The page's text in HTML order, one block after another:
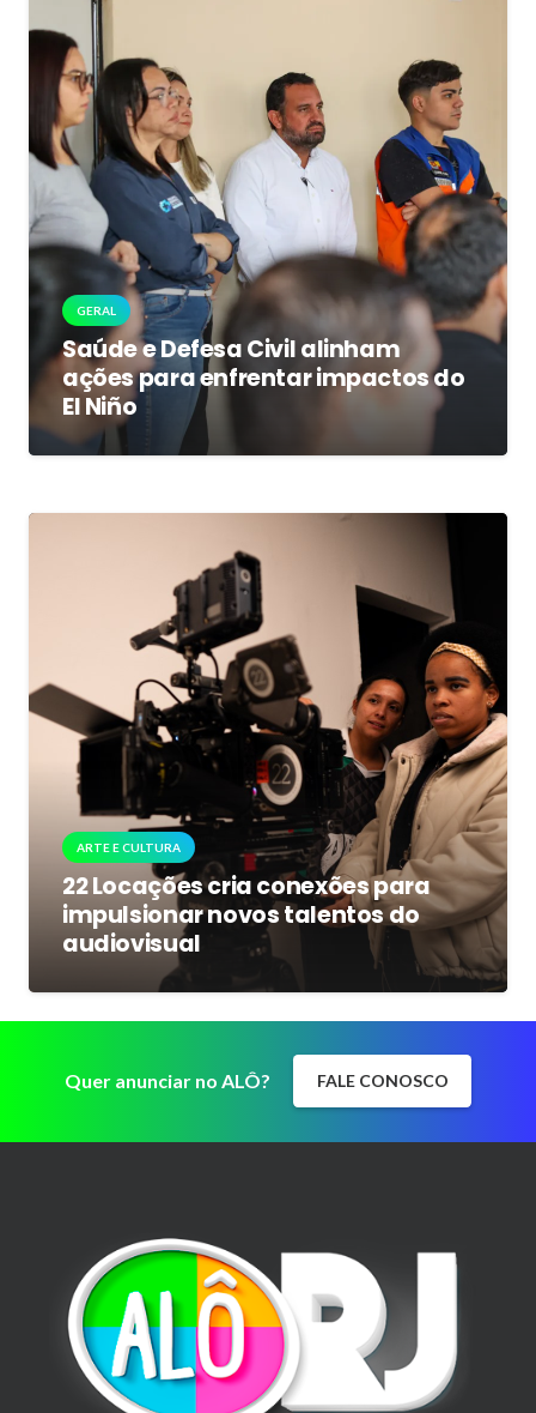
GERAL
Saúde e Defesa Civil alinham
ações para enfrentar impactos do
El Niño
ARTE E CULTURA
22 Locações cria conexões para
impulsionar novos talentos do
audiovisual
Quer anunciar no ALÔ? FALE CONOSCO